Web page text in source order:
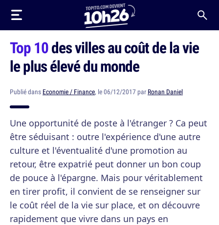
Top 10des villes au coût de la vie
le plus élevé du monde
Publié dans Economie / Finance, le 06/12/2017 par Ronan Daniel
Une opportunité de poste à l'étranger ? Ca peut
être séduisant : outre l'expérience d'une autre
culture et l'éventualité d'une promotion au
retour, être expatrié peut donner un bon coup
de pouce à l'épargne. Mais pour véritablement
en tirer profit, il convient de se renseigner sur
le coût réel de la vie sur place, et on découvre
rapidement que vivre dans un pays en